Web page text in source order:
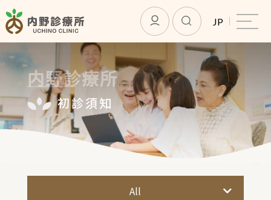
JP
内野診所
初診須知
内野診療所
All
初診須知